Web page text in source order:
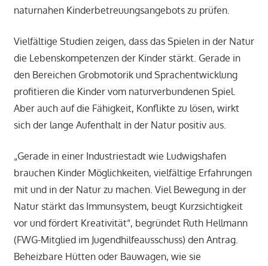
naturnahen Kinderbetreuungsangebots zu prüfen.
Vielfältige Studien zeigen, dass das Spielen in der Natur
die Lebenskompetenzen der Kinder stärkt. Gerade in
den Bereichen Grobmotorik und Sprachentwicklung
profitieren die Kinder vom naturverbundenen Spiel.
Aber auch auf die Fähigkeit, Konflikte zu lösen, wirkt
sich der lange Aufenthalt in der Natur positiv aus.
„Gerade in einer Industriestadt wie Ludwigshafen
brauchen Kinder Möglichkeiten, vielfältige Erfahrungen
mit und in der Natur zu machen. Viel Bewegung in der
Natur stärkt das Immunsystem, beugt Kurzsichtigkeit
vor und fördert Kreativität“, begründet Ruth Hellmann
(FWG-Mitglied im Jugendhilfeausschuss) den Antrag.
Beheizbare Hütten oder Bauwagen, wie sie